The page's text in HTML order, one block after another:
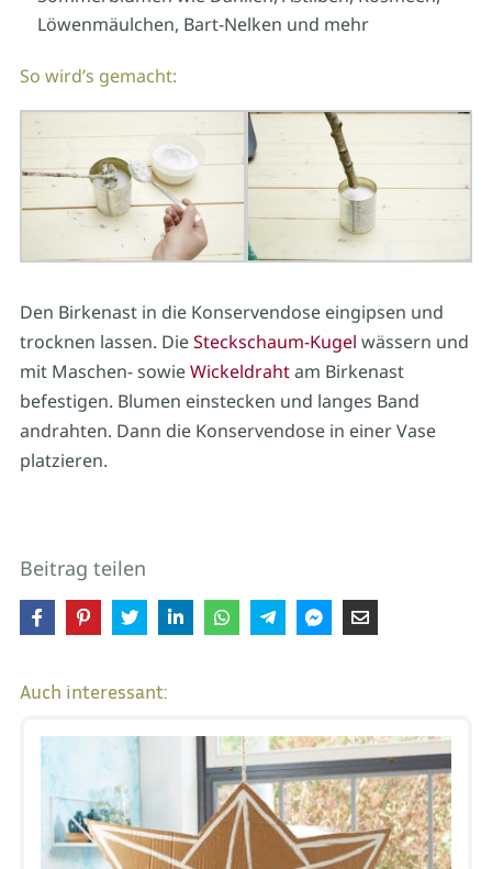
Löwenmäulchen, Bart-Nelken und mehr
So wird’s gemacht:
Den Birkenast in die Konservendose eingipsen und
trocknen lassen. DieSteckschaum-Kugel wässern und
mit Maschen- sowieWickeldrahtam Birkenast
befestigen. Blumen einstecken und langes Band
andrahten. Dann die Konservendose in einer Vase
platzieren.
Beitrag teilen
Auch interessant: